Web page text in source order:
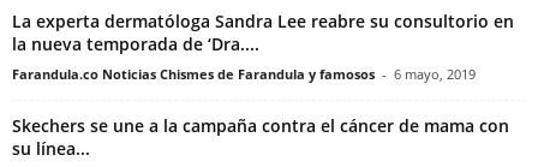
La experta dermatóloga Sandra Lee reabre su consultorio en
la nueva temporada de ‘Dra....
Farandula.co Noticias Chismes de Farandula y famosos - 6 mayo, 2019
Skechers se une a la campaña contra el cáncer de mama con
su línea...